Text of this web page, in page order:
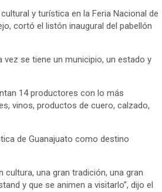
y turística en la Feria Nacional de
cortó el listón inaugural del pabellón
se tiene un municipio, un estado y
14 productores con lo más
vinos, productos de cuero, calzado,
de Guanajuato como destino
una gran tradición, una gran
y que se animen a visitarlo”, dijo el